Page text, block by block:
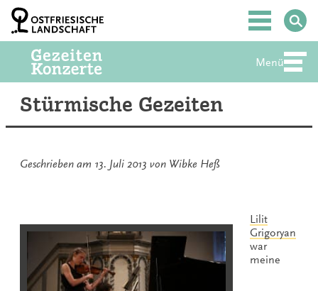
Zum
Inhalt
springen
Hauptmenü
Menü
Stürmische Gezeiten
Geschrieben am 13. Juli 2013 von Wibke Heß
Lilit
Grigoryan
war
meine